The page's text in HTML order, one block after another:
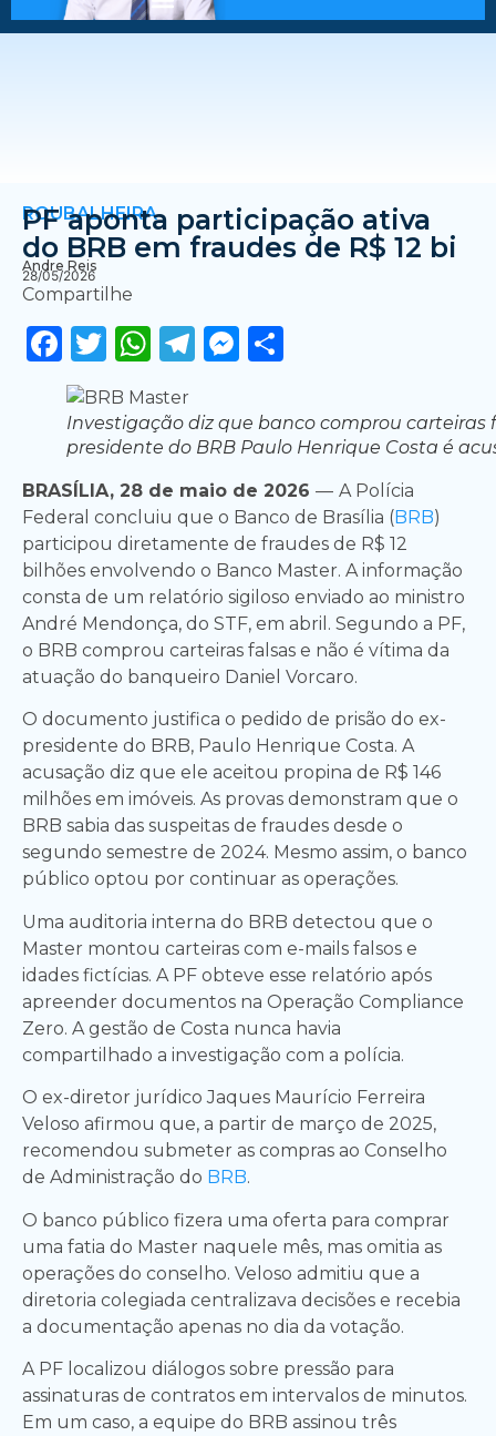
ROUBALHEIRA
PF aponta participação ativa
do BRB em fraudes de R$ 12 bi
Andre Reis
28/05/2026
Compartilhe
Facebook
Twitter
WhatsApp
Telegram
Messenger
Investigação diz que banco comprou carteiras
presidente do BRB Paulo Henrique Costa é
BRASÍLIA, 28 de maio de 2026 — A Polícia
Federal concluiu que o Banco de Brasília (BRB)
participou diretamente de fraudes de R$ 12
bilhões envolvendo o Banco Master. A informação
consta de um relatório sigiloso enviado ao ministro
André Mendonça, do STF, em abril. Segundo a PF,
o BRB comprou carteiras falsas e não é vítima da
atuação do banqueiro Daniel Vorcaro.
O documento justifica o pedido de prisão do ex-
presidente do BRB, Paulo Henrique Costa. A
acusação diz que ele aceitou propina de R$ 146
milhões em imóveis. As provas demonstram que o
BRB sabia das suspeitas de fraudes desde o
segundo semestre de 2024. Mesmo assim, o banco
público optou por continuar as operações.
Uma auditoria interna do BRB detectou que o
Master montou carteiras com e-mails falsos e
idades fictícias. A PF obteve esse relatório após
apreender documentos na Operação Compliance
Zero. A gestão de Costa nunca havia
compartilhado a investigação com a polícia.
O ex-diretor jurídico Jaques Maurício Ferreira
Veloso afirmou que, a partir de março de 2025,
recomendou submeter as compras ao Conselho
de Administração do BRB.
O banco público fizera uma oferta para comprar
uma fatia do Master naquele mês, mas omitia as
operações do conselho. Veloso admitiu que a
diretoria colegiada centralizava decisões e recebia
a documentação apenas no dia da votação.
A PF localizou diálogos sobre pressão para
assinaturas de contratos em intervalos de minutos.
Em um caso, a equipe do BRB assinou três